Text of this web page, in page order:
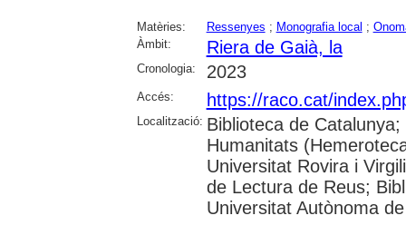
Matèries: Ressenyes ; Monografia local ;
Àmbit:
Riera de Gaià, la
Cronologia: 2023
Accés: https://raco.cat/
Localització: Biblioteca de
Humanitats
Universitat Rovira i
de Lectura de Reus;
Universitat Autònoma